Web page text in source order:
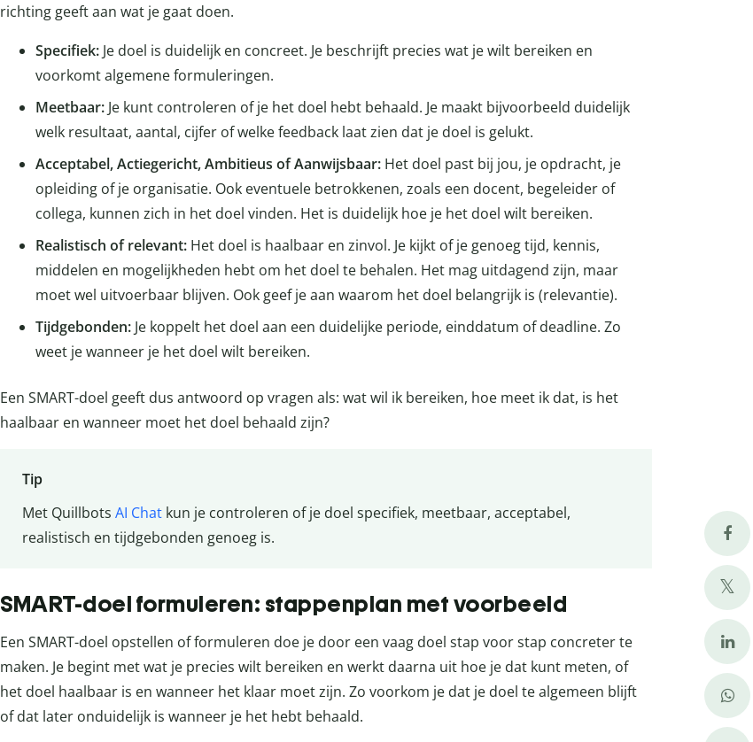
richting geeft aan wat je gaat doen.
Specifiek: Je doel is duidelijk en concreet. Je beschrijft precies wat je wilt bereiken en
voorkomt algemene formuleringen.
Meetbaar: Je kunt controleren of je het doel hebt behaald. Je maakt bijvoorbeeld duidelijk
welk resultaat, aantal, cijfer of welke feedback laat zien dat je doel is gelukt.
Acceptabel, Actiegericht, Ambitieus of Aanwijsbaar: Het doel past bij jou, je opdracht, je
opleiding of je organisatie. Ook eventuele betrokkenen, zoals een docent, begeleider of
collega, kunnen zich in het doel vinden. Het is duidelijk hoe je het doel wilt bereiken.
Realistisch of relevant: Het doel is haalbaar en zinvol. Je kijkt of je genoeg tijd, kennis,
middelen en mogelijkheden hebt om het doel te behalen. Het mag uitdagend zijn, maar
moet wel uitvoerbaar blijven. Ook geef je aan waarom het doel belangrijk is (relevantie).
Tijdgebonden: Je koppelt het doel aan een duidelijke periode, einddatum of deadline. Zo
weet je wanneer je het doel wilt bereiken.
Een SMART-doel geeft dus antwoord op vragen als: wat wil ik bereiken, hoe meet ik dat, is het
haalbaar en wanneer moet het doel behaald zijn?
Tip
Met Quillbots AI Chatkun je controleren of je doel specifiek, meetbaar, acceptabel,
realistisch en tijdgebonden genoeg is.
SMART-doel formuleren: stappenplan met voorbeeld
Een SMART-doel opstellen of formuleren doe je door een vaag doel stap voor stap concreter te
maken. Je begint met wat je precies wilt bereiken en werkt daarna uit hoe je dat kunt meten, of
het doel haalbaar is en wanneer het klaar moet zijn. Zo voorkom je dat je doel te algemeen blijft
of dat later onduidelijk is wanneer je het hebt behaald.